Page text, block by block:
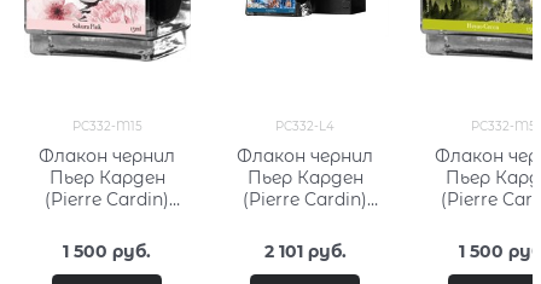
PC332-M15
Флакон чернил
Пьер Карден
(Pierre Cardin)
Fantasy PC332-
M15
1 500 руб.
PC332-L4
Флакон чернил
Пьер Карден
(Pierre Cardin)
Fantasy PC332-L4
2 101 руб.
PC332-M5
Флакон
Пьер
(Pierre
Fantasy
1 500